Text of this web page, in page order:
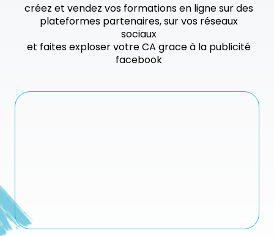
créez et vendez vos formations en ligne sur des
plateformes partenaires, sur vos réseaux
sociaux
et faites exploser votre CA grace à la publicité
facebook